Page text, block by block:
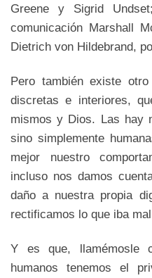
Greene y Sigrid
comunicación Marshall
Dietrich von Hildebrand,
Pero también existe
discretas e interiores,
mismos y Dios. Las hay
sino simplemente
mejor nuestro
incluso nos damos
daño a nuestra propia
rectificamos lo que iba
Y es que, llamémosle
humanos tenemos el